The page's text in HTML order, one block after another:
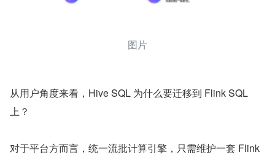
图片
从用户角度来看，Hive SQL 为什么要迁移到 Flink SQL
上？
对于平台方而言，统一流批计算引擎，只需维护一套 Flink